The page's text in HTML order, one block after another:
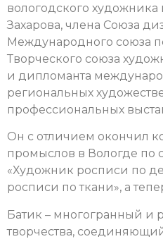
вологодского
Захарова, члена Союза
Международного союза
Творческого союза
и дипломанта
региональных
профессиональных
Он с отличием окончил
промыслов в Вологде по
«Художник росписи по
росписи по ткани», а
Батик – многогранный и
творчества,